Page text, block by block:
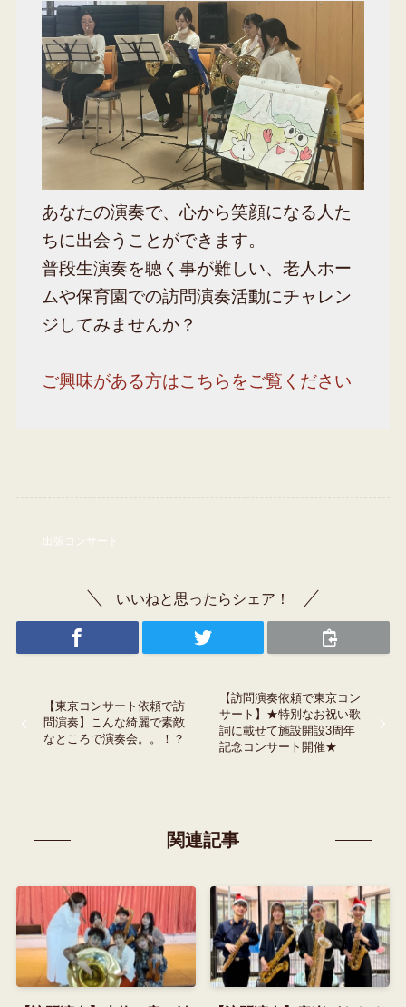
あなたの演奏で、心から笑顔になる人た
ちに出会うことができます。
普段生演奏を聴く事が難しい、老人ホー
ムや保育園での訪問演奏活動にチャレン
ジしてみませんか？
ご興味がある方はこちらをご覧ください
出張コンサート
いいねと思ったらシェア！
【東京コンサート依頼で訪
問演奏】こんな綺麗で素敵
なところで演奏会。。！？
【訪問演奏依頼で東京コン
サート】★特別なお祝い歌
詞に載せて施設開設3周年
記念コンサート開催★
関連記事